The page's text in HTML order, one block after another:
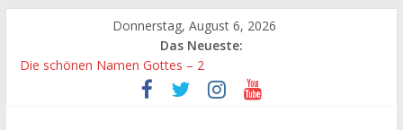
springen
Donnerstag, August 6, 2026
Das Neueste:
Die schönen Namen Gottes – 2
Werte, denen größte Sorgfalt entgegengebracht werden muss
Die schönen Namen Gottes